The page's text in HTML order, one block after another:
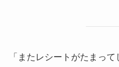
「またレシートがたまっ